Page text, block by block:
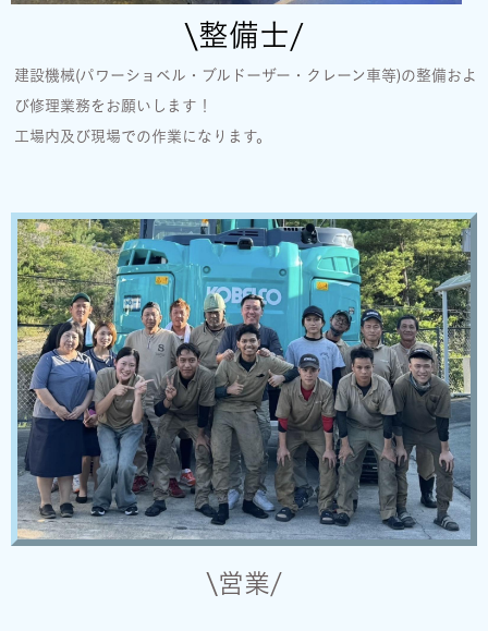
\整備士/
建設機械(パワーショベル・ブルドーザー・クレーン車等)の整備およ
び修理業務をお願いします！
工場内及び現場での作業になります。
\営業/